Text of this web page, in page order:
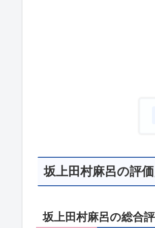
坂上田村麻呂の評
坂上田村麻呂の総合